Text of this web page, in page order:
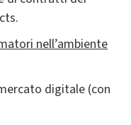
nell’ambiente
digitale (con